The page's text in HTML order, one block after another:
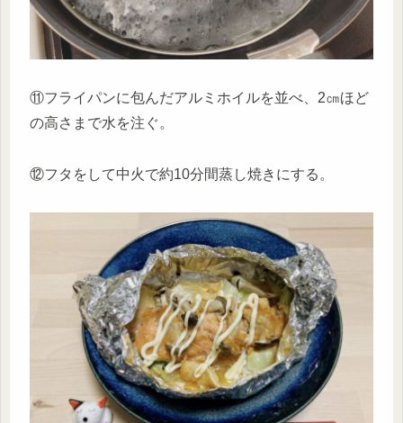
⑪フライパンに包んだアルミホイルを並べ、2㎝ほど
の高さまで水を注ぐ。
⑫フタをして中火で約10分間蒸し焼きにする。